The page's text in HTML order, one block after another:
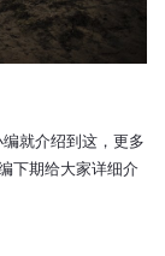
编就介绍到这，更多
下期给大家详细介